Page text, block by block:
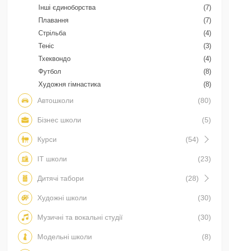
Інші єдиноборства
(7)
Плавання
(7)
Стрільба
(4)
Теніс
(3)
Тхеквондо
(4)
Футбол
(8)
Художня гімнастика
(8)
Автошколи (80)
Бізнес школи (5)
Курси (54)
IT школи (23)
Дитячі табори (28)
Художні школи (30)
Музичні та вокальні студії (30)
Модельні школи (8)